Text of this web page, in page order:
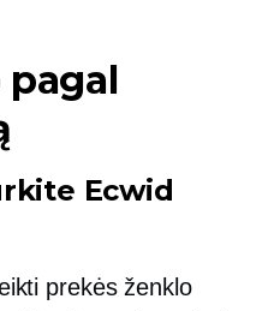
Ecwid
prekės ženklo